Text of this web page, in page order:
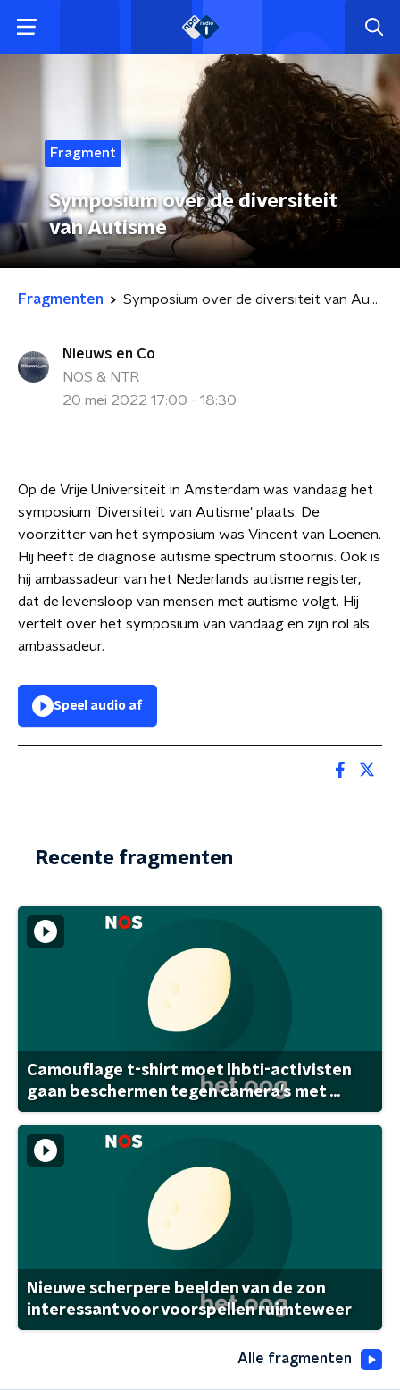
Fragment
Symposium over de diversiteit
van Autisme
Fragmenten Symposium over de diversiteit van Autisme
Nieuws en Co
NOS & NTR
20 mei 2022 17:00 - 18:30
Op de Vrije Universiteit in Amsterdam was vandaag het
symposium 'Diversiteit van Autisme' plaats. De
voorzitter van het symposium was Vincent van Loenen.
Hij heeft de diagnose autisme spectrum stoornis. Ook is
hij ambassadeur van het Nederlands autisme register,
dat de levensloop van mensen met autisme volgt. Hij
vertelt over het symposium van vandaag en zijn rol als
ambassadeur.
Speel audio af
Recente fragmenten
Camouflage t-shirt moet lhbti-activisten
gaan beschermen tegen camera's met ...
Nieuwe scherpere beelden van de zon
interessant voor voorspellen ruimteweer
Alle fragmenten